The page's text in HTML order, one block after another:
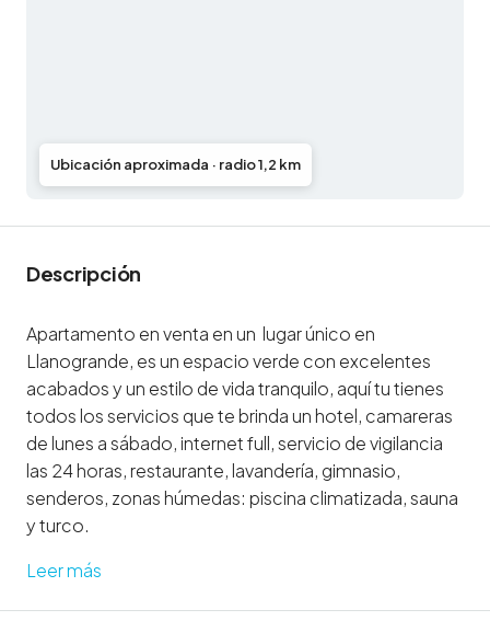
Ubicación aproximada · radio 1,2 km
Descripción
Apartamento en venta en un lugar único en
Llanogrande, es un espacio verde con excelentes
acabados y un estilo de vida tranquilo, aquí tu tienes
todos los servicios que te brinda un hotel, camareras
de lunes a sábado, internet full, servicio de vigilancia
las 24 horas, restaurante, lavandería, gimnasio,
senderos, zonas húmedas: piscina climatizada, sauna
y turco.
Leer más